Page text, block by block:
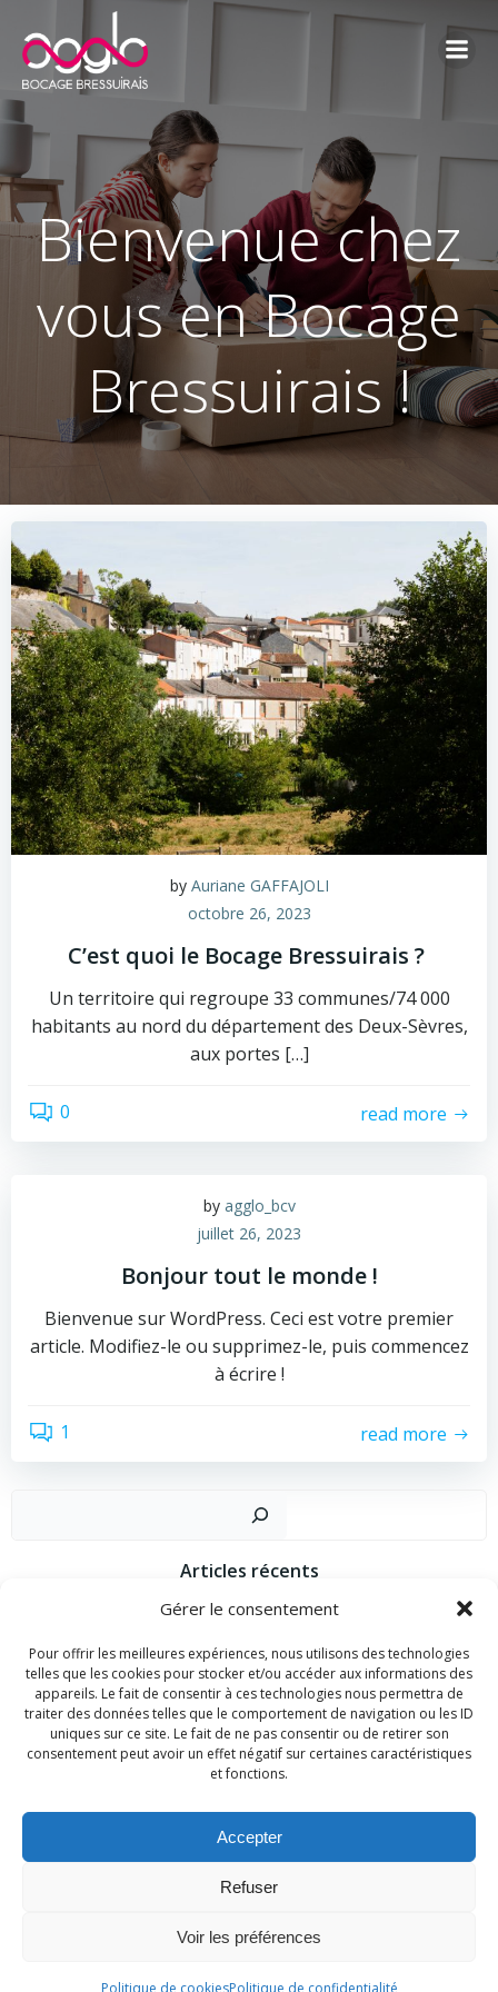
Gérer le consentement
Pour offrir les meilleures expériences, nous utilisons des technologies
telles que les cookies pour stocker et/ou accéder aux informations des
appareils. Le fait de consentir à ces technologies nous permettra de
traiter des données telles que le comportement de navigation ou les ID
uniques sur ce site. Le fait de ne pas consentir ou de retirer son
consentement peut avoir un effet négatif sur certaines caractéristiques
et fonctions.
Accepter
Refuser
Voir les préférences
Politique de cookiesPolitique de confidentialité
Aller
Bienvenue chez
vous en Bocage
Bressuirais !
by Auriane GAFFAJOLI
octobre 26, 2023
C’est quoi le Bocage Bressuirais ?
Un territoire qui regroupe 33 communes/74 000
habitants au nord du département des Deux-Sèvres,
aux portes […]
0 read more
by agglo_bcv
juillet 26, 2023
Bonjour tout le monde !
Bienvenue sur WordPress. Ceci est votre premier
article. Modifiez-le ou supprimez-le, puis commencez
à écrire !
1 read more
Articles récents
C’est quoi le Bocage Bressuirais ?
Bonjour tout le monde !
Commentaires récents
Un commentateur ou commentatrice WordPress surBonjour
tout le monde !
© 2026 Bienvenue en Bocage Bressuirais. Created for